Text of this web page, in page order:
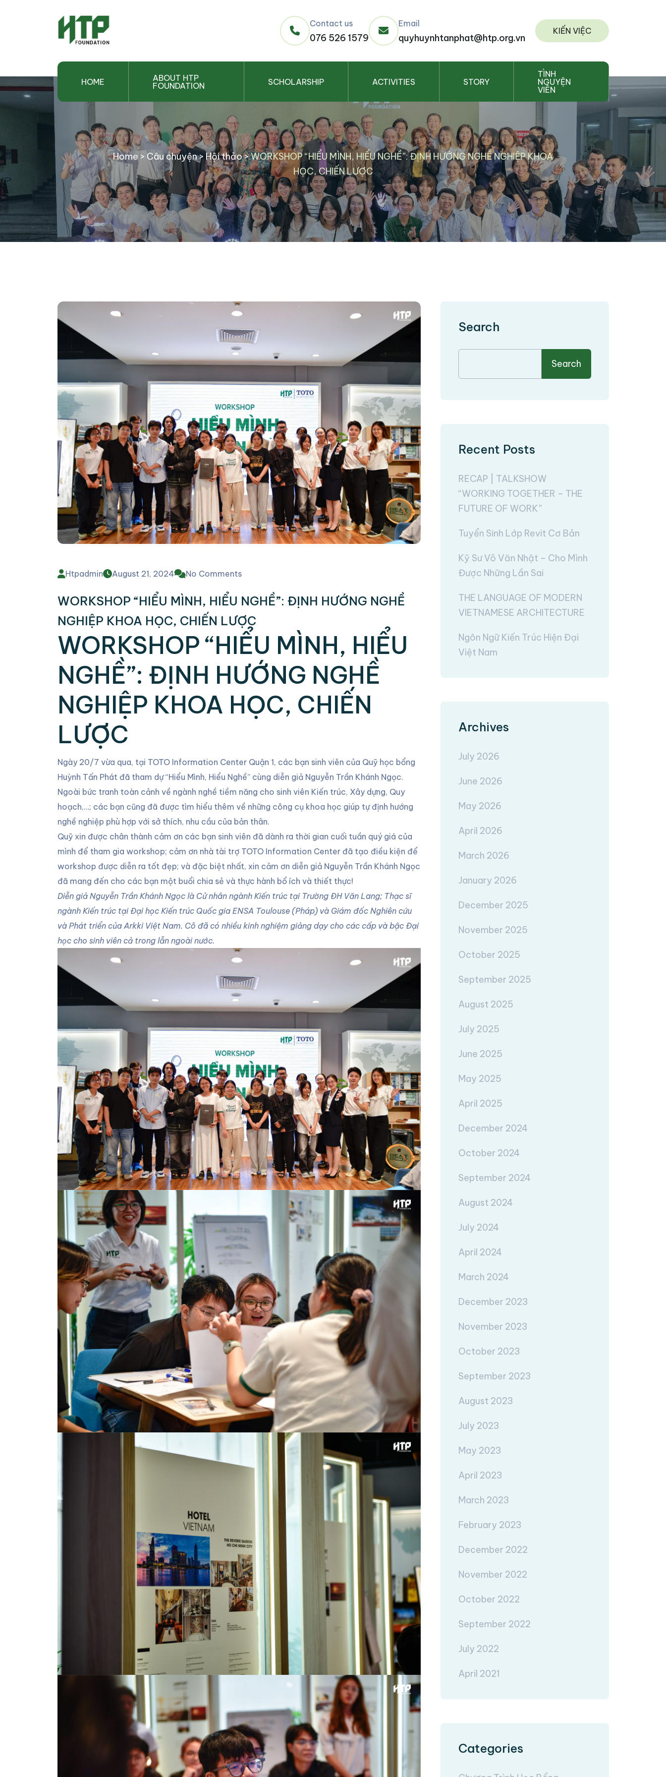
Contact us
076 526 1579
Email
quyhuynhtanphat@htp.org.vn
KIẾN VIỆC
HOME
ABOUT HTP
FOUNDATION
SCHOLARSHIP ACTIVITIES STORY
TÌNH
NGUYỆN
VIÊN
Home> Câu chuyện>Hội thảo>WORKSHOP “HIỂU MÌNH, HIỂU NGHỀ”: ĐỊNH HƯỚNG NGHỀ NGHIỆP KHOA
HỌC, CHIẾN LƯỢC
Htpadmin August 21, 2024 No Comments
WORKSHOP “HIỂU MÌNH, HIỂU NGHỀ”: ĐỊNH HƯỚNG NGHỀ
NGHIỆP KHOA HỌC, CHIẾN LƯỢC
WORKSHOP “HIỂU MÌNH, HIỂU
NGHỀ”: ĐỊNH HƯỚNG NGHỀ
NGHIỆP KHOA HỌC, CHIẾN
LƯỢC
Ngày 20/7 vừa qua, tại TOTO Information Center Quận 1, các bạn sinh viên của Quỹ học bổng
Huỳnh Tấn Phát đã tham dự “Hiểu Mình, Hiểu Nghề” cùng diễn giả Nguyễn Trần Khánh Ngọc.
Ngoài bức tranh toàn cảnh về ngành nghề tiềm năng cho sinh viên Kiến trúc, Xây dựng, Quy
hoạch,…; các bạn cũng đã được tìm hiểu thêm về những công cụ khoa học giúp tự định hướng
nghề nghiệp phù hợp với sở thích, nhu cầu của bản thân.
Quỹ xin được chân thành cảm ơn các bạn sinh viên đã dành ra thời gian cuối tuần quý giá của
mình để tham gia workshop; cảm ơn nhà tài trợ TOTO Information Center đã tạo điều kiện để
workshop được diễn ra tốt đẹp; và đặc biệt nhất, xin cảm ơn diễn giả Nguyễn Trần Khánh Ngọc
đã mang đến cho các bạn một buổi chia sẻ và thực hành bổ ích và thiết thực!
Diễn giả Nguyễn Trần Khánh Ngọc là Cử nhân ngành Kiến trúc tại Trường ĐH Văn Lang; Thạc sĩ
ngành Kiến trúc tại Đại học Kiến trúc Quốc gia ENSA Toulouse (Pháp) và Giám đốc Nghiên cứu
và Phát triển của Arkki Việt Nam. Cô đã có nhiều kinh nghiệm giảng dạy cho các cấp và bậc Đại
học cho sinh viên cả trong lẫn ngoài nước.
Search
Search
Recent Posts
RECAP | TALKSHOW
“WORKING TOGETHER – THE
FUTURE OF WORK”
Tuyển Sinh Lớp Revit Cơ Bản
Kỹ Sư Võ Văn Nhật – Cho Mình
Được Những Lần Sai
THE LANGUAGE OF MODERN
VIETNAMESE ARCHITECTURE
Ngôn Ngữ Kiến Trúc Hiện Đại
Việt Nam
Archives
July 2026
June 2026
May 2026
April 2026
March 2026
January 2026
December 2025
November 2025
October 2025
September 2025
August 2025
July 2025
June 2025
May 2025
April 2025
December 2024
October 2024
September 2024
August 2024
July 2024
April 2024
March 2024
December 2023
November 2023
October 2023
September 2023
August 2023
July 2023
May 2023
April 2023
March 2023
February 2023
December 2022
November 2022
October 2022
September 2022
July 2022
April 2021
Categories